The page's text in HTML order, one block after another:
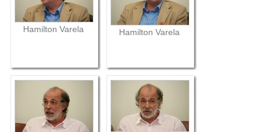
Hamilton Varela Hamilton Varela